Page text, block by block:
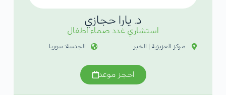
د. يارا حجازي
استشاري غدد صماء اطفال
مركز العزيزية | الخبر الجنسة: سوريا
احجز موعد